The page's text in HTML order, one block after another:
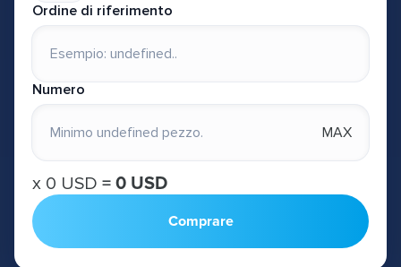
Ordine di riferimento
Numero
MAX
х 0 USD = 0 USD
Comprare